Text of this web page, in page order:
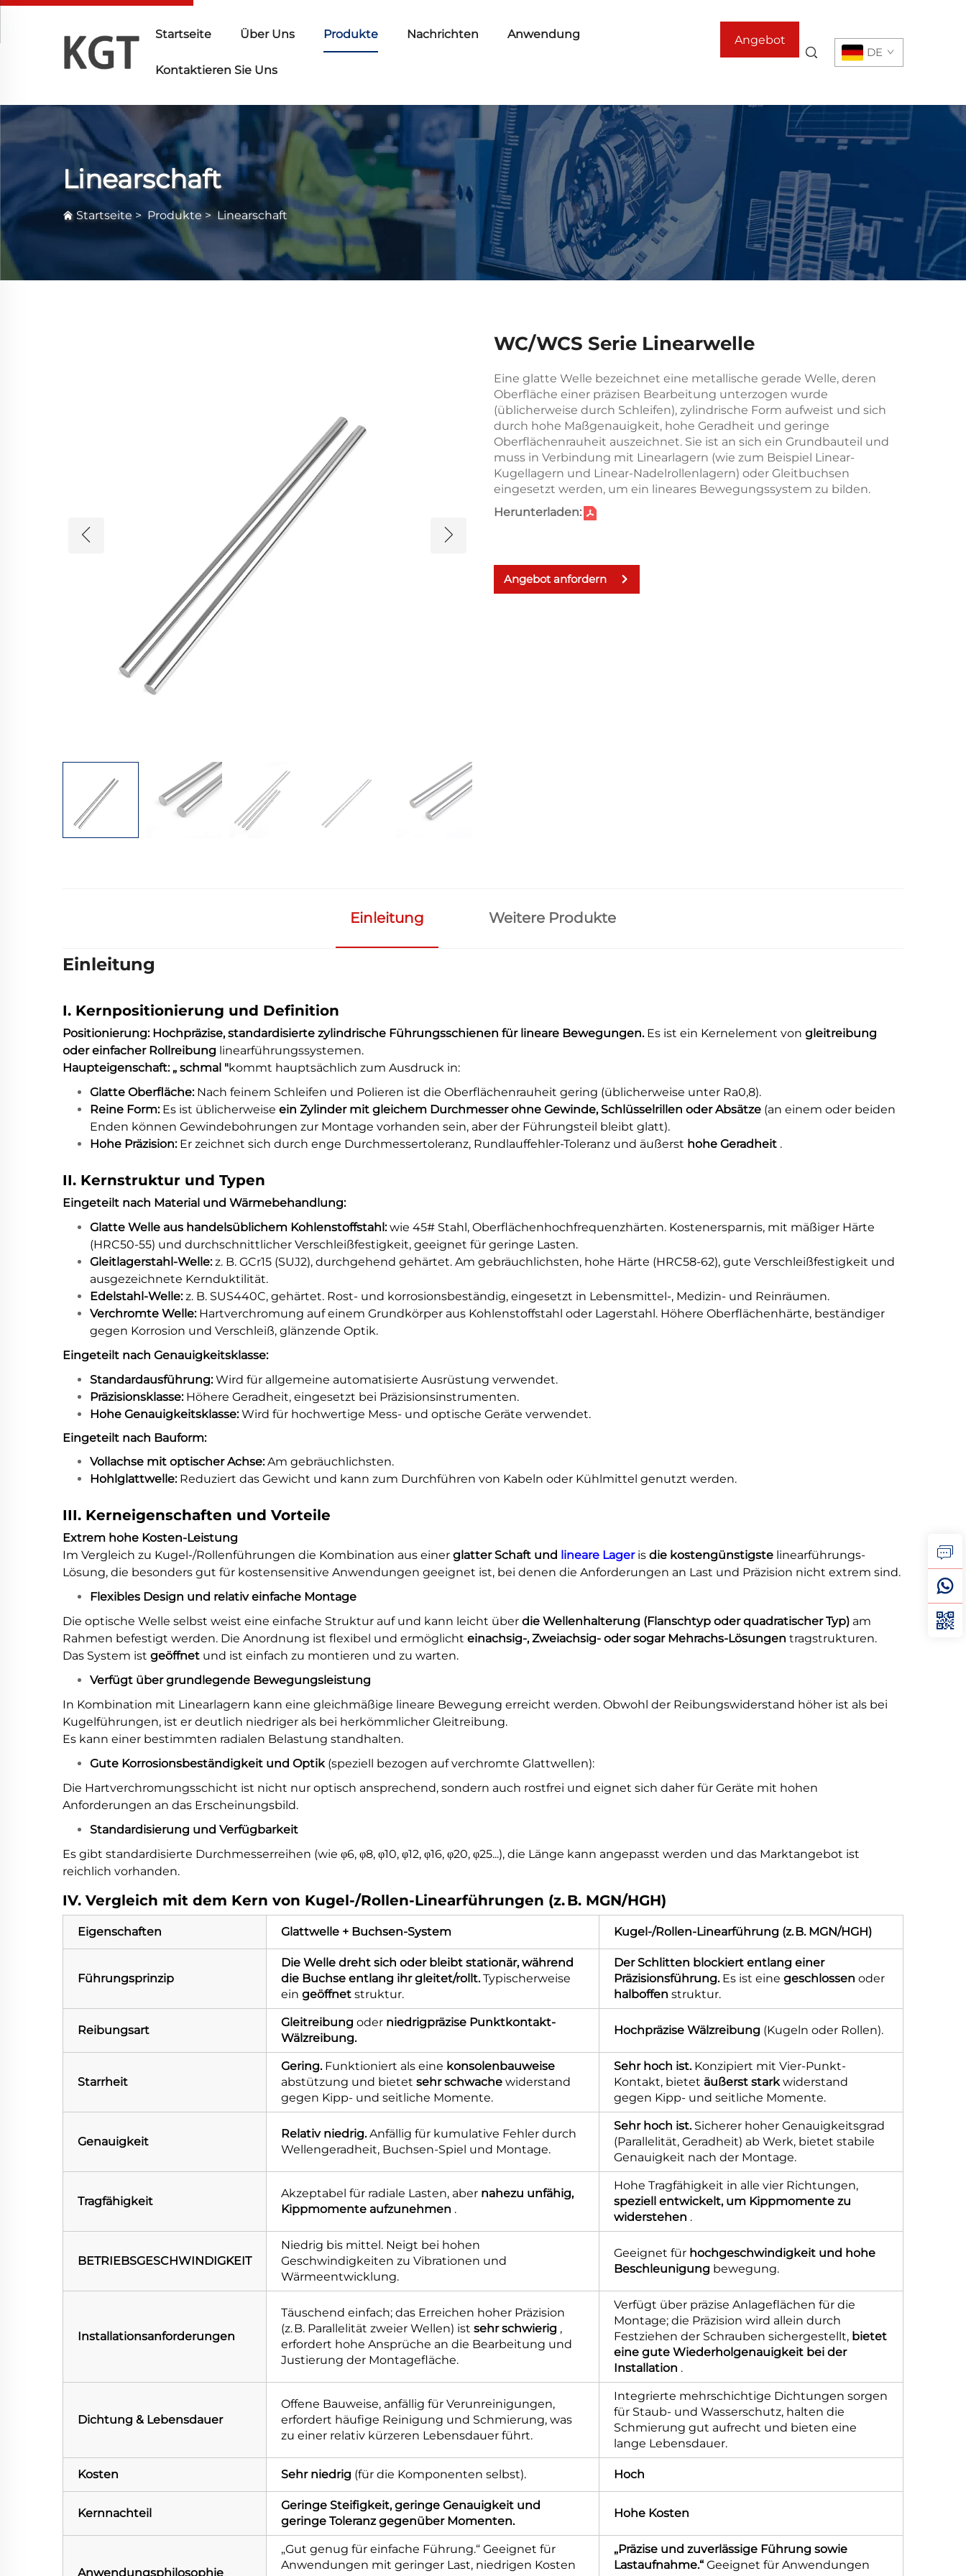
Startseite Über Uns Produkte Nachrichten Anwendung
Kontaktieren Sie Uns
Angebot
DE
Linearschaft
Startseite> Produkte>Linearschaft
WC/WCS Serie Linearwelle
Eine glatte Welle bezeichnet eine metallische gerade Welle, deren
Oberfläche einer präzisen Bearbeitung unterzogen wurde
(üblicherweise durch Schleifen), zylindrische Form aufweist und sich
durch hohe Maßgenauigkeit, hohe Geradheit und geringe
Oberflächenrauheit auszeichnet. Sie ist an sich ein Grundbauteil und
muss in Verbindung mit Linearlagern (wie zum Beispiel Linear-
Kugellagern und Linear-Nadelrollenlagern) oder Gleitbuchsen
eingesetzt werden, um ein lineares Bewegungssystem zu bilden.
Herunterladen:
Angebot anfordern
Einleitung Weitere Produkte
Einleitung
I. Kernpositionierung und Definition
Positionierung: Hochpräzise, standardisierte zylindrische Führungsschienen für lineare Bewegungen. Es ist ein Kernelement von gleitreibung
oder einfacher Rollreibung linearführungssystemen.
Haupteigenschaft: „ schmal "kommt hauptsächlich zum Ausdruck in:
Glatte Oberfläche: Nach feinem Schleifen und Polieren ist die Oberflächenrauheit gering (üblicherweise unter Ra0,8).
Reine Form: Es ist üblicherweise ein Zylinder mit gleichem Durchmesser ohne Gewinde, Schlüsselrillen oder Absätze (an einem oder beiden
Enden können Gewindebohrungen zur Montage vorhanden sein, aber der Führungsteil bleibt glatt).
Hohe Präzision: Er zeichnet sich durch enge Durchmessertoleranz, Rundlauffehler-Toleranz und äußerst hohe Geradheit .
II. Kernstruktur und Typen
Eingeteilt nach Material und Wärmebehandlung:
Glatte Welle aus handelsüblichem Kohlenstoffstahl:wie 45# Stahl, Oberflächenhochfrequenzhärten. Kostenersparnis, mit mäßiger Härte
(HRC50-55) und durchschnittlicher Verschleißfestigkeit, geeignet für geringe Lasten.
Gleitlagerstahl-Welle:z. B. GCr15 (SUJ2), durchgehend gehärtet. Am gebräuchlichsten, hohe Härte (HRC58-62), gute Verschleißfestigkeit und
ausgezeichnete Kernduktilität.
Edelstahl-Welle:z. B. SUS440C, gehärtet. Rost- und korrosionsbeständig, eingesetzt in Lebensmittel-, Medizin- und Reinräumen.
Verchromte Welle: Hartverchromung auf einem Grundkörper aus Kohlenstoffstahl oder Lagerstahl. Höhere Oberflächenhärte, beständiger
gegen Korrosion und Verschleiß, glänzende Optik.
Eingeteilt nach Genauigkeitsklasse:
Standardausführung:Wird für allgemeine automatisierte Ausrüstung verwendet.
Präzisionsklasse: Höhere Geradheit, eingesetzt bei Präzisionsinstrumenten.
Hohe Genauigkeitsklasse:Wird für hochwertige Mess- und optische Geräte verwendet.
Eingeteilt nach Bauform:
Vollachse mit optischer Achse:Am gebräuchlichsten.
Hohlglattwelle: Reduziert das Gewicht und kann zum Durchführen von Kabeln oder Kühlmittel genutzt werden.
III. Kerneigenschaften und Vorteile
Extrem hohe Kosten-Leistung
Im Vergleich zu Kugel-/Rollenführungen die Kombination aus einer glatter Schaft und lineare Lager is die kostengünstigste linearführungs-
Lösung, die besonders gut für kostensensitive Anwendungen geeignet ist, bei denen die Anforderungen an Last und Präzision nicht extrem sind.
Flexibles Design und relativ einfache Montage
Die optische Welle selbst weist eine einfache Struktur auf und kann leicht über die Wellenhalterung (Flanschtyp oder quadratischer Typ) am
Rahmen befestigt werden. Die Anordnung ist flexibel und ermöglicht einachsig-, Zweiachsig- oder sogar Mehrachs-Lösungen tragstrukturen.
Das System ist geöffnet und ist einfach zu montieren und zu warten.
Verfügt über grundlegende Bewegungsleistung
In Kombination mit Linearlagern kann eine gleichmäßige lineare Bewegung erreicht werden. Obwohl der Reibungswiderstand höher ist als bei
Kugelführungen, ist er deutlich niedriger als bei herkömmlicher Gleitreibung.
Es kann einer bestimmten radialen Belastung standhalten.
Gute Korrosionsbeständigkeit und Optik (speziell bezogen auf verchromte Glattwellen):
Die Hartverchromungsschicht ist nicht nur optisch ansprechend, sondern auch rostfrei und eignet sich daher für Geräte mit hohen
Anforderungen an das Erscheinungsbild.
Standardisierung und Verfügbarkeit
Es gibt standardisierte Durchmesserreihen (wie φ6, φ8, φ10, φ12, φ16, φ20, φ25...), die Länge kann angepasst werden und das Marktangebot ist
reichlich vorhanden.
IV. Vergleich mit dem Kern von Kugel-/Rollen-Linearführungen (z. B. MGN/HGH)
Eigenschaften Glattwelle + Buchsen-System Kugel-/Rollen-Linearführung (z. B. MGN/HGH)
Führungsprinzip
Die Welle dreht sich oder bleibt stationär, während
die Buchse entlang ihr gleitet/rollt.Typischerweise
ein geöffnet struktur.
Der Schlitten blockiert entlang einer
Präzisionsführung. Es ist eine geschlossen oder
halboffen struktur.
Reibungsart
Gleitreibung oder niedrigpräzise Punktkontakt-
Wälzreibung.
Hochpräzise Wälzreibung (Kugeln oder Rollen).
Starrheit
Gering. Funktioniert als eine konsolenbauweise
abstützung und bietet sehr schwache widerstand
gegen Kipp- und seitliche Momente.
Sehr hoch ist. Konzipiert mit Vier-Punkt-
Kontakt, bietet äußerst stark widerstand
gegen Kipp- und seitliche Momente.
Genauigkeit
Relativ niedrig.Anfällig für kumulative Fehler durch
Wellengeradheit, Buchsen-Spiel und Montage.
Sehr hoch ist. Sicherer hoher Genauigkeitsgrad
(Parallelität, Geradheit) ab Werk, bietet stabile
Genauigkeit nach der Montage.
Tragfähigkeit
Akzeptabel für radiale Lasten, aber nahezu unfähig,
Kippmomente aufzunehmen .
Hohe Tragfähigkeit in alle vier Richtungen,
speziell entwickelt, um Kippmomente zu
widerstehen .
BETRIEBSGESCHWINDIGKEIT
Niedrig bis mittel. Neigt bei hohen
Geschwindigkeiten zu Vibrationen und
Wärmeentwicklung.
Geeignet für hochgeschwindigkeit und hohe
Beschleunigung bewegung.
Installationsanforderungen
Täuschend einfach; das Erreichen hoher Präzision
(z. B. Parallelität zweier Wellen) ist sehr schwierig ,
erfordert hohe Ansprüche an die Bearbeitung und
Justierung der Montagefläche.
Verfügt über präzise Anlageflächen für die
Montage; die Präzision wird allein durch
Festziehen der Schrauben sichergestellt, bietet
eine gute Wiederholgenauigkeit bei der
Installation .
Dichtung & Lebensdauer
Offene Bauweise, anfällig für Verunreinigungen,
erfordert häufige Reinigung und Schmierung, was
zu einer relativ kürzeren Lebensdauer führt.
Integrierte mehrschichtige Dichtungen sorgen
für Staub- und Wasserschutz, halten die
Schmierung gut aufrecht und bieten eine
lange Lebensdauer.
Kosten Sehr niedrig (für die Komponenten selbst). Hoch
Kernnachteil
Geringe Steifigkeit, geringe Genauigkeit und
geringe Toleranz gegenüber Momenten.
Hohe Kosten
Anwendungsphilosophie
„Gut genug für einfache Führung.“ Geeignet für
Anwendungen mit geringer Last, niedrigen Kosten
„Präzise und zuverlässige Führung sowie
Lastaufnahme.“ Geeignet für Anwendungen